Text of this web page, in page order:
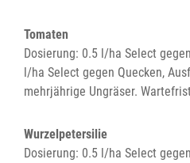
Tomaten
Dosierung: 0.5 l/ha Select
l/ha Select gegen Quecken,
mehrjährige Ungräser.
Wurzelpetersilie
Dosierung: 0.5 l/ha Select